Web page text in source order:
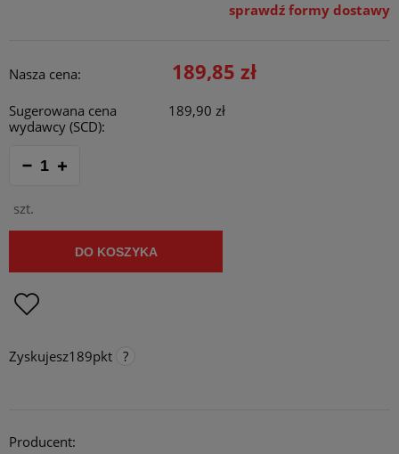
Cena nie zawiera ewentualnych kosztów płatnościsprawdź formy dostawy
Nasza cena: 189,85 zł
Sugerowana cena
wydawcy (SCD):
189,90 zł
szt.
DO KOSZYKA
Zyskujesz189pkt
stacjonarnie i na targach/ konwentach.
Producent: